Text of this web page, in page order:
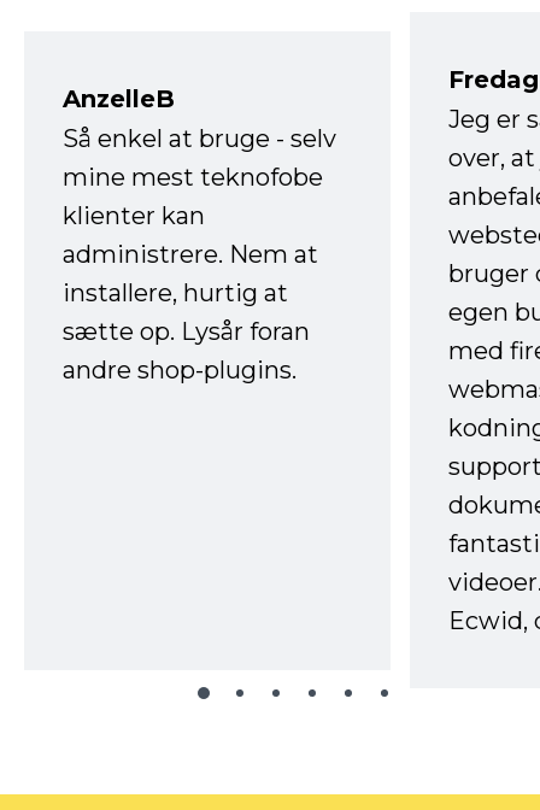
AnzelleB
Så enkel at bruge - selv
mine mest teknofobe
klienter kan
administrere. Nem at
installere, hurtig at
sætte op. Lysår foran
andre shop-plugins.
Jeg er
over,
bruger
egen
med
Ecwid,